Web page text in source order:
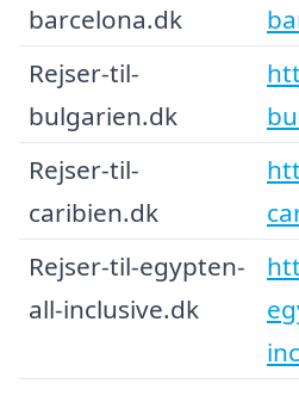
barcelona.dk
Rejser-til-
bulgarien.dk
Rejser-til-
caribien.dk
Rejser-til-egypten-
all-inclusive.dk